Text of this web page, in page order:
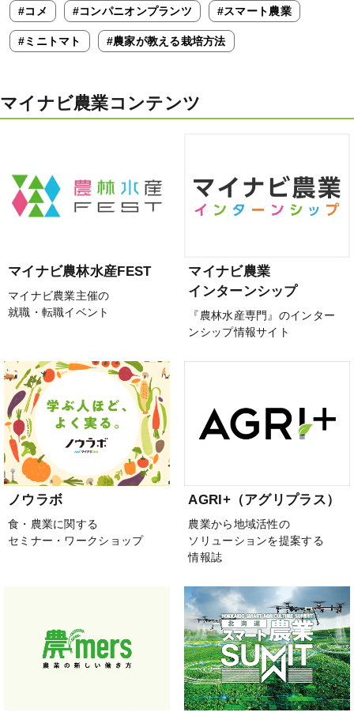
#コメ #コンパニオンプランツ #スマート農業
#ミニトマト #農家が教える栽培方法
マイナビ農業コンテンツ
マイナビ農林水産FEST
マイナビ農業主催の
就職・転職イベント
マイナビ農業
インターンシップ
『農林水産専門』のインター
ンシップ情報サイト
ノウラボ
食・農業に関する
セミナー・ワークショップ
AGRI+（アグリプラス）
農業から地域活性の
ソリューションを提案する
情報誌